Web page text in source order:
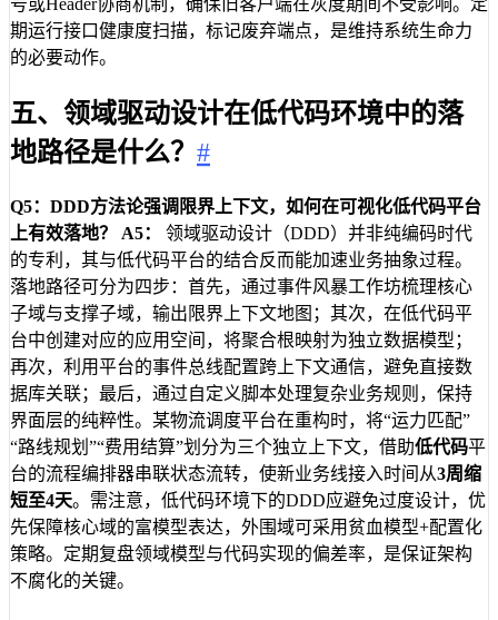
号或Header协商机制，确保旧客户端在灰度期间不受影响。定
期运行接口健康度扫描，标记废弃端点，是维持系统生命力
的必要动作。
五、领域驱动设计在低代码环境中的落
地路径是什么？ #
Q5：DDD方法论强调限界上下文，如何在可视化低代码平台
上有效落地？
A5：
领域驱动设计（DDD）并非纯编码时代
的专利，其与低代码平台的结合反而能加速业务抽象过程。
落地路径可分为四步：首先，通过事件风暴工作坊梳理核心
子域与支撑子域，输出限界上下文地图；其次，在低代码平
台中创建对应的应用空间，将聚合根映射为独立数据模型；
再次，利用平台的事件总线配置跨上下文通信，避免直接数
据库关联；最后，通过自定义脚本处理复杂业务规则，保持
界面层的纯粹性。某物流调度平台在重构时，将“运力匹配”
“路线规划”“费用结算”划分为三个独立上下文，借助低代码平
台的流程编排器串联状态流转，使新业务线接入时间从3周缩
短至4天。需注意，低代码环境下的DDD应避免过度设计，优
先保障核心域的富模型表达，外围域可采用贫血模型+配置化
策略。定期复盘领域模型与代码实现的偏差率，是保证架构
不腐化的关键。